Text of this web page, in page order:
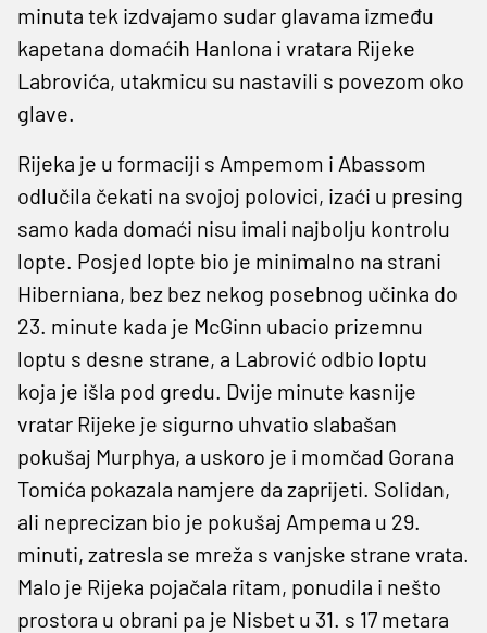
minuta tek izdvajamo sudar glavama između
kapetana domaćih Hanlona i vratara Rijeke
Labrovića, utakmicu su nastavili s povezom oko
glave.
Rijeka je u formaciji s Ampemom i Abassom
odlučila čekati na svojoj polovici, izaći u presing
samo kada domaći nisu imali najbolju kontrolu
lopte. Posjed lopte bio je minimalno na strani
Hiberniana, bez bez nekog posebnog učinka do
23. minute kada je McGinn ubacio prizemnu
loptu s desne strane, a Labrović odbio loptu
koja je išla pod gredu. Dvije minute kasnije
vratar Rijeke je sigurno uhvatio slabašan
pokušaj Murphya, a uskoro je i momčad Gorana
Tomića pokazala namjere da zaprijeti. Solidan,
ali neprecizan bio je pokušaj Ampema u 29.
minuti, zatresla se mreža s vanjske strane vrata.
Malo je Rijeka pojačala ritam, ponudila i nešto
prostora u obrani pa je Nisbet u 31. s 17 metara